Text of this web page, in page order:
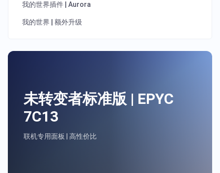
我的世界插件 | Aurora
我的世界 | 额外升级
未转变者标准版 | EPYC
7C13
联机专用面板 | 高性价比